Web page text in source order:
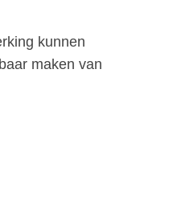
kunnen
maken van